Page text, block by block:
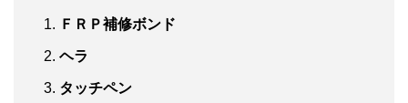
ＦＲＰ補修ボンド
ヘラ
タッチペン